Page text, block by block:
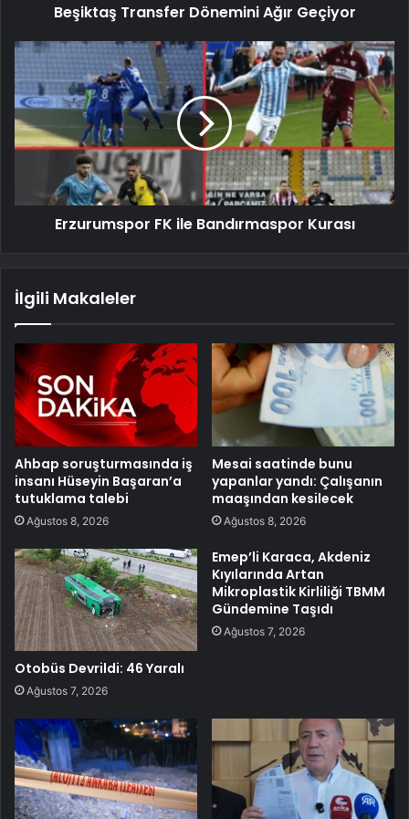
Beşiktaş Transfer Dönemini Ağır Geçiyor
Erzurumspor FK ile Bandırmaspor Kurası
İlgili Makaleler
Ahbap soruşturmasında iş
insanı Hüseyin Başaran’a
tutuklama talebi
Ağustos 8, 2026
Mesai saatinde bunu
yapanlar yandı: Çalışanın
maaşından kesilecek
Ağustos 8, 2026
Otobüs Devrildi: 46 Yaralı
Ağustos 7, 2026
Emep’li Karaca, Akdeniz
Kıyılarında Artan
Mikroplastik Kirliliği TBMM
Gündemine Taşıdı
Ağustos 7, 2026